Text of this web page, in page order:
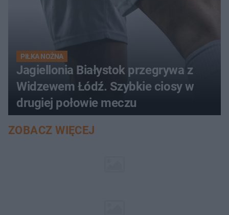
PIŁKA NOŻNA
Jagiellonia Białystok przegrywa z
Widzewem Łódź. Szybkie ciosy w
drugiej połowie meczu
ZOBACZ WIĘCEJ